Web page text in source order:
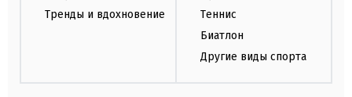
Тренды и вдохновение
Теннис
Биатлон
Другие виды спорта